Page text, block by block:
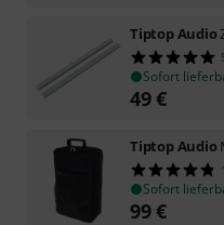
Tiptop Audio
Sofort
49€
Tiptop Audio
Sofort
99€